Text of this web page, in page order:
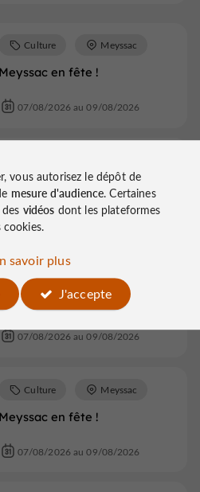
Meyssac en fête !
Culture Meyssac
07/08/2026 au 09/08/2026
Meyssac en fête !
07/08/2026 au 09/08/2026
en fête !
07/08/2026 au 09/08/2026
Meyssac en fête !
Culture Meyssac
07/08/2026 au 09/08/2026
vous autorisez le dépôt de
mesure d'audience. Certaines
vidéos dont les plateformes
cookies.
savoir plus
J'accepte